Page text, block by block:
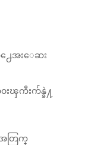
ေအးေဆး
ၾကီးက်န္ခဲ႔
တြက္